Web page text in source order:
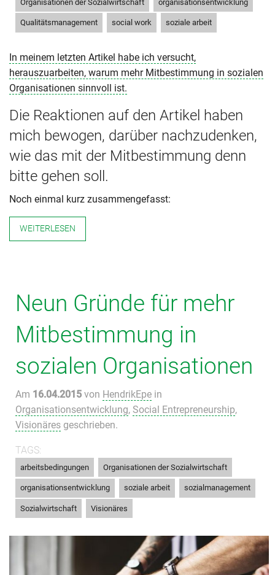
Organisationen der Sozialwirtschaft organisationsentwicklung
Qualitätsmanagement social work soziale arbeit
In meinem letzten Artikel habe ich versucht,
herauszuarbeiten, warum mehr Mitbestimmung in sozialen
Organisationen sinnvoll ist.
Die Reaktionen auf den Artikel haben
mich bewogen, darüber nachzudenken,
wie das mit der Mitbestimmung denn
bitte gehen soll.
Noch einmal kurz zusammengefasst:
WEITERLESEN
Neun Gründe für mehr
Mitbestimmung in
sozialen Organisationen
Am 16.04.2015 von HendrikEpe in
Organisationsentwicklung, Social Entrepreneurship,
Visionäres geschrieben.
TAGS:
arbeitsbedingungen Organisationen der Sozialwirtschaft
organisationsentwicklung soziale arbeit sozialmanagement
Sozialwirtschaft Visionäres